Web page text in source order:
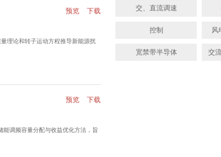
下载
预览
理论和转子运动方程推导新能源扰
下载
预览
调频容量分配与收益优化方法，旨
交、直流调速
控制
宽禁带半导体 交